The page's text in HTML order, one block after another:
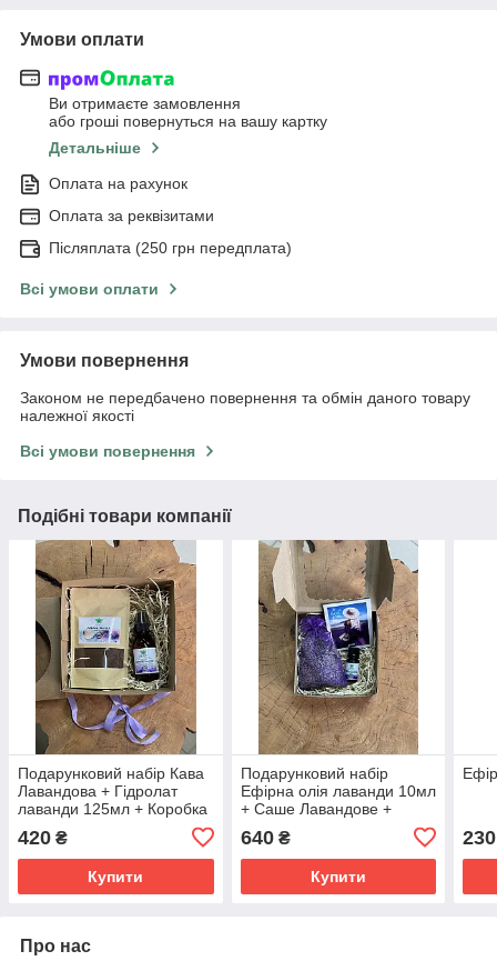
Умови оплати
Ви отримаєте замовлення
або гроші повернуться на вашу картку
Детальніше
Оплата на рахунок
Оплата за реквізитами
Післяплата (250 грн передплата)
Всі умови оплати
Умови повернення
Законом не передбачено повернення та обмін даного товару
належної якості
Всі умови повернення
Подібні товари компанії
Подарунковий набір Кава
Лавандова + Гідролат
лаванди 125мл + Коробка
420 ₴
Купити
Подарунковий набір
Ефірна олія лаванди 10мл
+ Саше Лавандове +
640₴
Купити
230
Про нас